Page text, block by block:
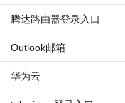
腾达路由器登录入口
Outlook邮箱
华为云